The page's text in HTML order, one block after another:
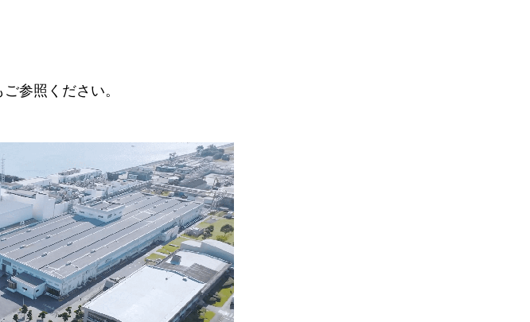
参照ください。